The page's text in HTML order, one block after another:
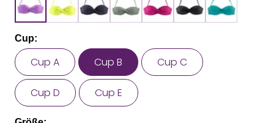
Cup:
Cup A Cup B Cup C
Cup D Cup E